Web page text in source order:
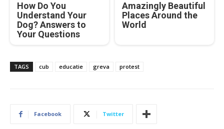
How Do You
Understand Your
Dog? Answers to
Your Questions
Amazingly Beautiful
Places Around the
World
TAGS cub educatie greva protest
Facebook Twitter